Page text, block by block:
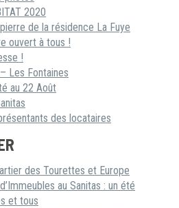
2020
de la résidence La Fuye
ouvert à tous !
!
Les Fontaines
au 22 Août
des locataires
des Tourettes et Europe
au Sanitas : un été
et tous